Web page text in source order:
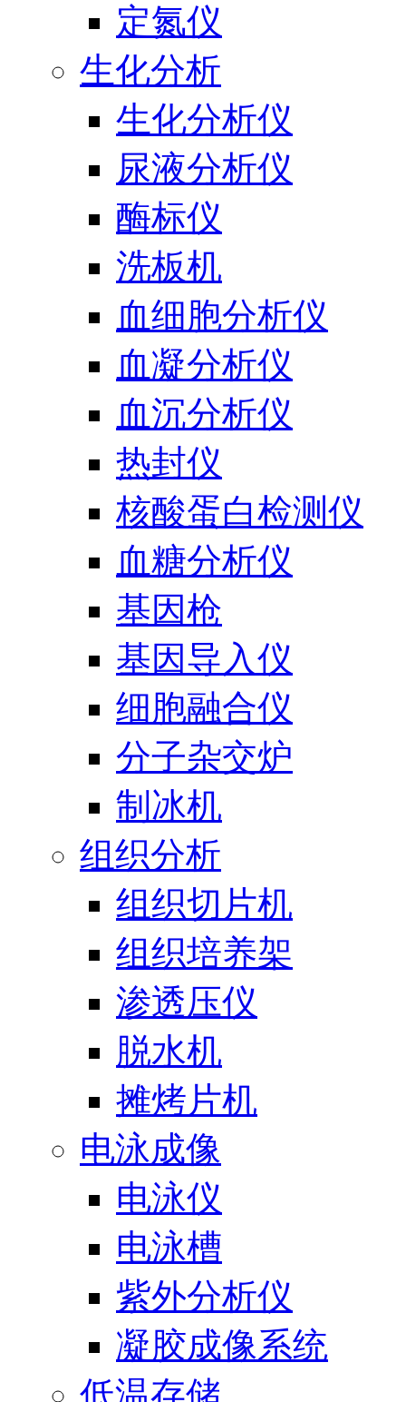
定氮仪
生化分析
生化分析仪
尿液分析仪
酶标仪
洗板机
血细胞分析仪
血凝分析仪
血沉分析仪
热封仪
核酸蛋白检测仪
血糖分析仪
基因枪
基因导入仪
细胞融合仪
分子杂交炉
制冰机
组织分析
组织切片机
组织培养架
渗透压仪
脱水机
摊烤片机
电泳成像
电泳仪
电泳槽
紫外分析仪
凝胶成像系统
低温存储